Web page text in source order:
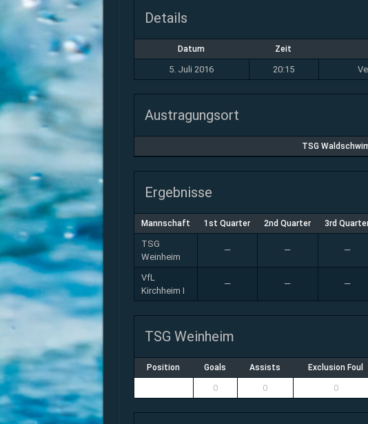
Details
Datum Zeit
5. Juli 2016 20:15
Austragungsort
TSG
Ergebnisse
Mannschaft 1st Quarter 2nd Quarter 3rd
TSG
Weinheim
— — —
VfL
Kirchheim I
— — —
TSG Weinheim
Position Goals Assists Exclusion Foul
0 0 0